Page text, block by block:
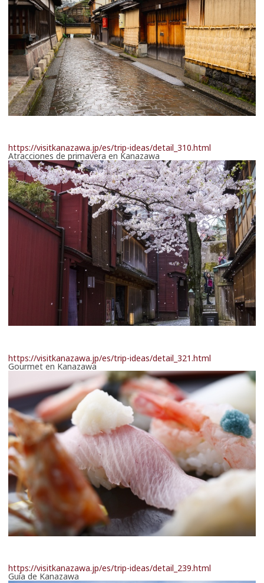
https://visitkanazawa.jp/es/trip-ideas/detail_310.html
Atracciones de primavera en Kanazawa
https://visitkanazawa.jp/es/trip-ideas/detail_321.html
Gourmet en Kanazawa
https://visitkanazawa.jp/es/trip-ideas/detail_239.html
Guía de Kanazawa